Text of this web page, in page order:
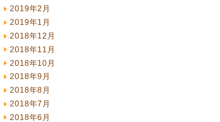
2019年2月
2019年1月
2018年12月
2018年11月
2018年10月
2018年9月
2018年8月
2018年7月
2018年6月